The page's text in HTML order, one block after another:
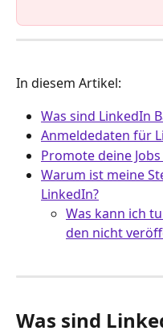
In diesem Artikel:
Was sind LinkedIn
Anmeldedaten für
Promote deine
Warum ist meine
LinkedIn?
Was kann ich
den nicht
Was sind